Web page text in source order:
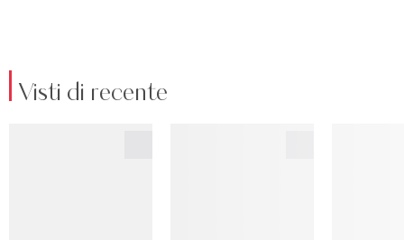
Visti di recente